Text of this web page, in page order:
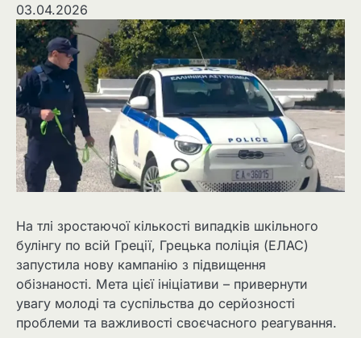
03.04.2026
На тлі зростаючої кількості випадків шкільного
булінгу по всій Греції, Грецька поліція (ЕЛАС)
запустила нову кампанію з підвищення
обізнаності. Мета цієї ініціативи – привернути
увагу молоді та суспільства до серйозності
проблеми та важливості своєчасного реагування.